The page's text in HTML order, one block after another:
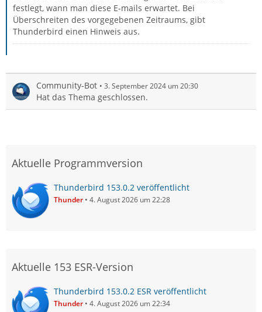
festlegt, wann man diese E-mails erwartet. Bei
Überschreiten des vorgegebenen Zeitraums, gibt
Thunderbird einen Hinweis aus.
Community-Bot 3. September 2024 um 20:30
Hat das Thema geschlossen.
Aktuelle Programmversion
Thunderbird 153.0.2 veröffentlicht
Thunder 4. August 2026 um 22:28
Aktuelle 153 ESR-Version
Thunderbird 153.0.2 ESR veröffentlicht
Thunder 4. August 2026 um 22:34